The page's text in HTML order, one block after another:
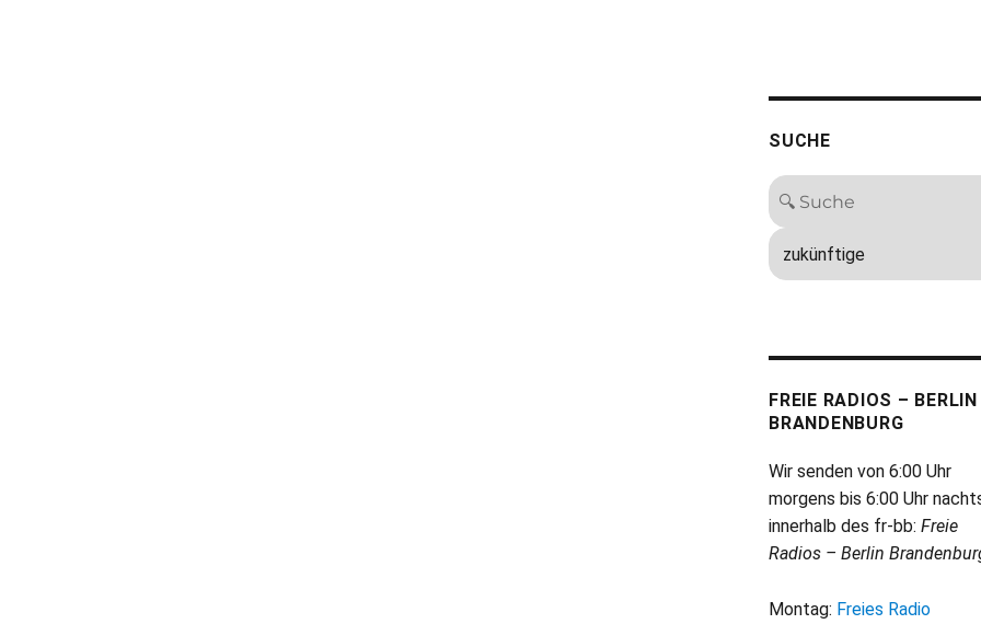
SUCHE
FREIE RADIOS – BERLIN
BRANDENBURG
Wir senden von 6:00 Uhr
morgens bis 6:00 Uhr
innerhalb des fr-bb: Freie
Radios – Berlin
Montag: Freies Radio